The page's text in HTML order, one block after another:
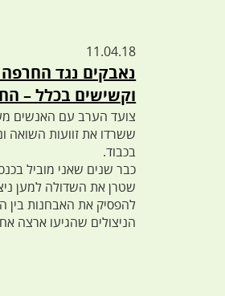
11.04.18
נאבקים נגד
וקשישים בכלל –
צועד הערב עם האנשים
ששרדו את זוועות השואה
בכבוד.
כבר שנים שאני מוביל
שטרן את השדולה למען
להפסיק את האבחנות בין
הניצולים שהגיעו ארצה אחרי